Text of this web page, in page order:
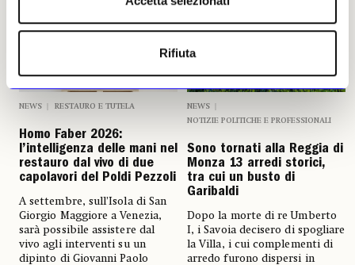
Rifiuta
NEWS RESTAURO E TUTELA
Homo Faber 2026:
l’intelligenza delle mani nel
restauro dal vivo di due
capolavori del Poldi Pezzoli
A settembre, sull’Isola di San
Giorgio Maggiore a Venezia,
sarà possibile assistere dal
vivo agli interventi su un
dipinto di Giovanni Paolo
NEWS
NOTIZIE POLITICHE E PROFESSIONALI
Sono tornati alla Reggia di
Monza 13 arredi storici,
tra cui un busto di
Garibaldi
Dopo la morte di re Umberto
I, i Savoia decisero di spogliare
la Villa, i cui complementi di
arredo furono dispersi in